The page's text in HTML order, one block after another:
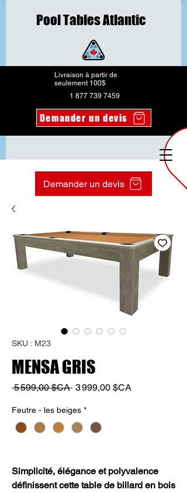
Livraison à partir de
seulement 100$
1 877 739 7459
Demander un devis
Pool Tables Atlantic
Demander un devis
SKU : M23
MENSA GRIS
5 599,00 $CA Prix
3 999,00 $CA
Feutre - les beiges *
Simplicité, élégance et polyvalence
définissent cette table de billard en bois